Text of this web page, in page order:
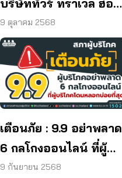
บริษัททัวร์ ทราเวล ฮอลิ
เดย์ ยุติกิจการ ไม่คืนเงิน
ผู้บริโภค
9 ตุลาคม 2568
เตือนภัย : 9.9 อย่าพลาด
6 กลโกงออนไลน์ ที่ผู้
บริโภคโดนหลอกบ่อย
9 กันยายน 2568